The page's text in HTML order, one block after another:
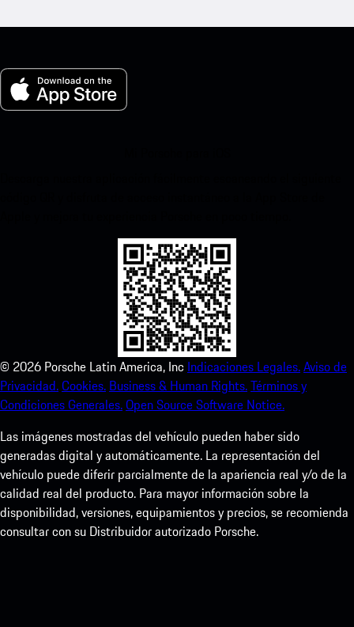
© 2026 Porsche Latin America, Inc Indicaciones Legales.Aviso de
Privacidad.Cookies. Business & Human Rights.Términos y
Condiciones Generales.Open Source Software Notice.
Las imágenes mostradas del vehículo pueden haber sido
generadas digital y automáticamente. La representación del
vehículo puede diferir parcialmente de la apariencia real y/o de la
calidad real del producto. Para mayor información sobre la
disponibilidad, versiones, equipamientos y precios, se recomienda
consultar con su Distribuidor autorizado Porsche.